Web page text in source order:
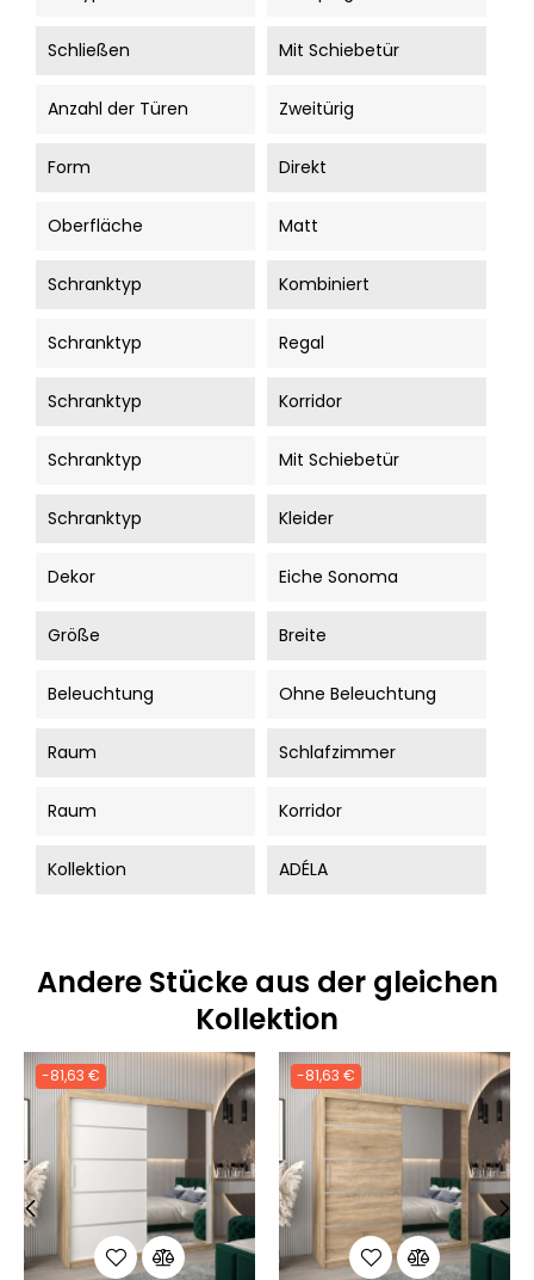
Schließen Mit Schiebetür
Anzahl der Türen Zweitürig
Form Direkt
Oberfläche Matt
Schranktyp Kombiniert
Schranktyp Regal
Schranktyp Korridor
Schranktyp Mit Schiebetür
Schranktyp Kleider
Dekor Eiche Sonoma
Größe Breite
Beleuchtung Ohne Beleuchtung
Raum Schlafzimmer
Raum Korridor
Kollektion ADÉLA
Andere Stücke aus der gleichen
Kollektion
-81,63 € -81,63 €
‹ ›